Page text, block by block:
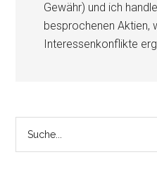
Gewähr) und ich
besprochenen Aktien,
Interessenkonflikte